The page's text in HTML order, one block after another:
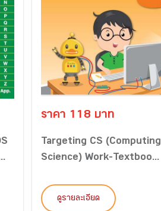
ราคา 118 บาท
Targeting CS (Computing
Science) Work-Textboo...
ดูรายละเอียด